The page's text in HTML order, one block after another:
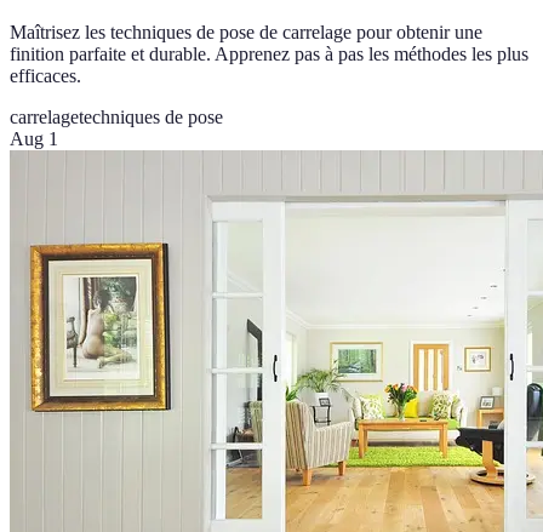
Maîtrisez les techniques de pose de carrelage pour obtenir une
finition parfaite et durable. Apprenez pas à pas les méthodes les plus
efficaces.
carrelagetechniques de pose
Aug 1